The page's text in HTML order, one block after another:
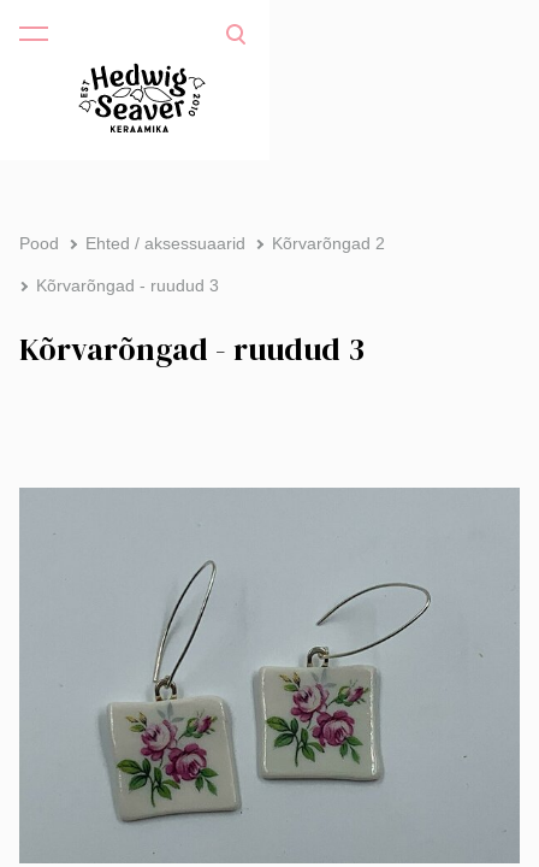
Pood Ehted / aksessuaarid Kõrvarõngad 2
Kõrvarõngad - ruudud 3
Kõrvarõngad - ruudud 3